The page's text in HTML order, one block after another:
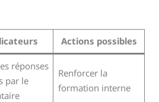
Actions possibles
réponses
par le
Renforcer la
formation interne